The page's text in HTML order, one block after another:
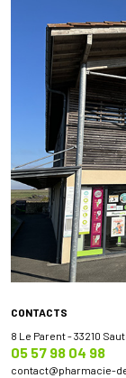
CONTACTS
8 Le Parent - 33210
05 57 98 04 98
contact@pharmacie-